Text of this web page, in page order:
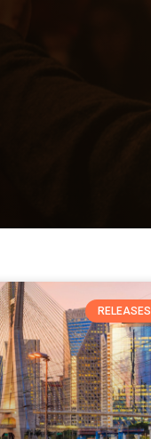
RELEASES